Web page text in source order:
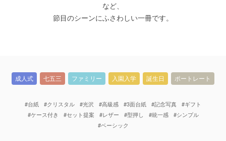
など、
節目のシーンにふさわしい一冊です。
成人式 七五三 ファミリー 入園入学 誕生日 ポートレート
#台紙 #クリスタル #光沢 #高級感 #3面台紙 #記念写真
#ギフト
#ケース付き
#セット提案 #レザー #型押し #統一感
#シンプル
#ベーシック